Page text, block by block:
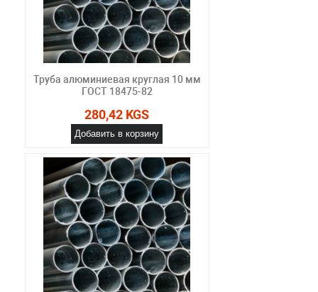
Труба алюминиевая круглая 10 мм
ГОСТ 18475-82
280,42 KGS
Добавить в корзину